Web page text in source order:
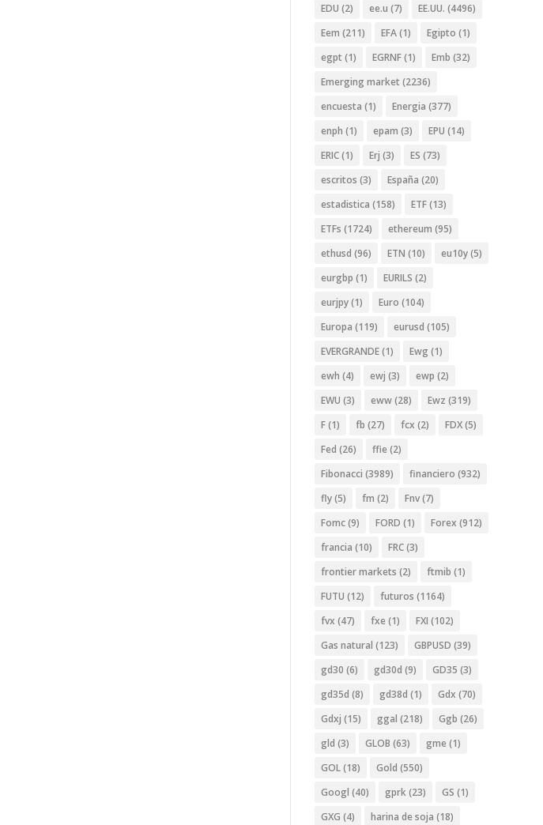
EDU (2) ee.u (7) EE.UU. (4496)
Eem (211) EFA(1) Egipto (1)
egpt (1) EGRNF(1) Emb (32)
Emerging market (2236)
encuesta (1) Energia (377)
enph (1) epam (3) EPU (14)
ERIC(1) Erj (3) ES (73)
escritos (3) España (20)
estadistica (158) ETF(13)
ETFs (1724) ethereum (95)
ethusd (96) ETN (10) eu10y(5)
eurgbp (1) EURILS (2)
eurjpy(1) Euro (104)
Europa (119) eurusd (105)
EVERGRANDE(1) Ewg (1)
ewh (4) ewj (3) ewp (2)
EWU (3) eww(28) Ewz (319)
F(1) fb (27) fcx (2) FDX(5)
Fed (26) ffie (2)
Fibonacci (3989) financiero (932)
fly(5) fm (2) Fnv(7)
Fomc(9) FORD (1) Forex (912)
francia (10) FRC(3)
frontier markets (2) ftmib (1)
FUTU (12) futuros (1164)
fvx (47) fxe (1) FXI (102)
Gas natural (123) GBPUSD (39)
gd30 (6) gd30d (9) GD35 (3)
gd35d (8) gd38d (1) Gdx (70)
Gdxj (15) ggal (218) Ggb (26)
gld (3) GLOB (63) gme (1)
GOL(18) Gold (550)
Googl (40) gprk(23) GS (1)
GXG (4) harina de soja (18)